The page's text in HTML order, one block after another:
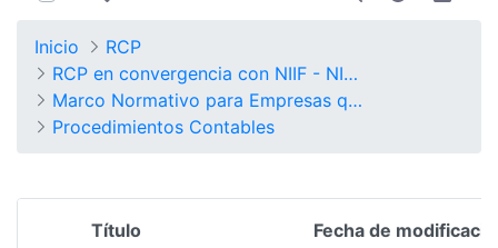
Inicio
RCP
RCP en convergencia con NIIF - NICSP
Marco Normativo para Empresas que no Cotizan en el Mercado de Valores, y que no Captan ni Administran Ahorro del Público
Procedimientos Contables
Selección del elemento
Título Fecha de